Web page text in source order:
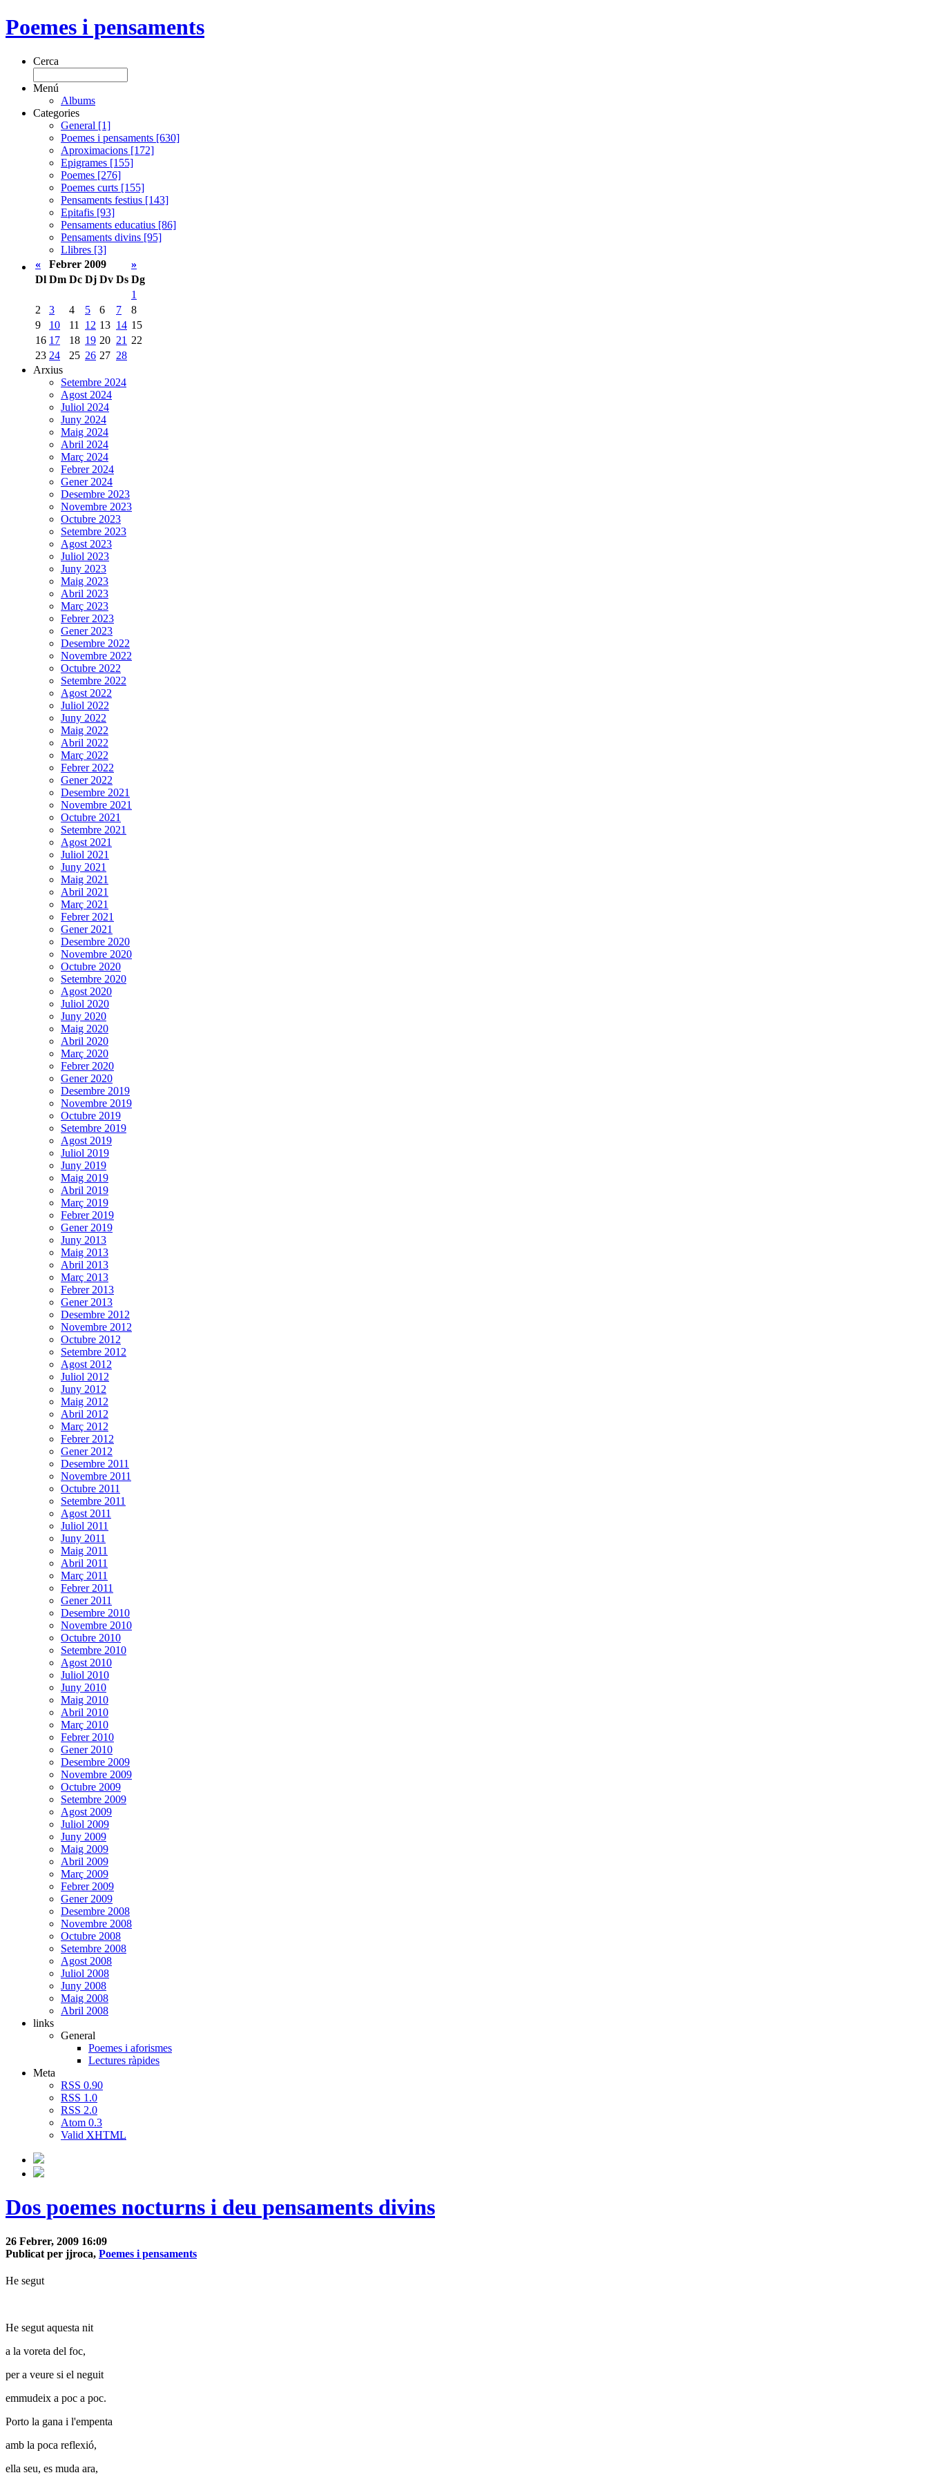
Poemes i pensaments
Cerca
Menú
Albums
Categories
General [1]
Poemes i pensaments [630]
Aproximacions [172]
Epigrames [155]
Poemes [276]
Poemes curts [155]
Pensaments festius [143]
Epitafis [93]
Pensaments educatius [86]
Pensaments divins [95]
Llibres [3]
«
Febrer 2009
»
Dl Dm Dc Dj Dv Ds Dg
1
2
3 4 5 6 7
8
9
10 11 12 13 14 15
16 17 18 19 20 21 22
23 24 25 26 27 28
Arxius
Setembre 2024
Agost 2024
Juliol 2024
Juny 2024
Maig 2024
Abril 2024
Març 2024
Febrer 2024
Gener 2024
Desembre 2023
Novembre 2023
Octubre 2023
Setembre 2023
Agost 2023
Juliol 2023
Juny 2023
Maig 2023
Abril 2023
Març 2023
Febrer 2023
Gener 2023
Desembre 2022
Novembre 2022
Octubre 2022
Setembre 2022
Agost 2022
Juliol 2022
Juny 2022
Maig 2022
Abril 2022
Març 2022
Febrer 2022
Gener 2022
Desembre 2021
Novembre 2021
Octubre 2021
Setembre 2021
Agost 2021
Juliol 2021
Juny 2021
Maig 2021
Abril 2021
Març 2021
Febrer 2021
Gener 2021
Desembre 2020
Novembre 2020
Octubre 2020
Setembre 2020
Agost 2020
Juliol 2020
Juny 2020
Maig 2020
Abril 2020
Març 2020
Febrer 2020
Gener 2020
Desembre 2019
Novembre 2019
Octubre 2019
Setembre 2019
Agost 2019
Juliol 2019
Juny 2019
Maig 2019
Abril 2019
Març 2019
Febrer 2019
Gener 2019
Juny 2013
Maig 2013
Abril 2013
Març 2013
Febrer 2013
Gener 2013
Desembre 2012
Novembre 2012
Octubre 2012
Setembre 2012
Agost 2012
Juliol 2012
Juny 2012
Maig 2012
Abril 2012
Març 2012
Febrer 2012
Gener 2012
Desembre 2011
Novembre 2011
Octubre 2011
Setembre 2011
Agost 2011
Juliol 2011
Juny 2011
Maig 2011
Abril 2011
Març 2011
Febrer 2011
Gener 2011
Desembre 2010
Novembre 2010
Octubre 2010
Setembre 2010
Agost 2010
Juliol 2010
Juny 2010
Maig 2010
Abril 2010
Març 2010
Febrer 2010
Gener 2010
Desembre 2009
Novembre 2009
Octubre 2009
Setembre 2009
Agost 2009
Juliol 2009
Juny 2009
Maig 2009
Abril 2009
Març 2009
Febrer 2009
Gener 2009
Desembre 2008
Novembre 2008
Octubre 2008
Setembre 2008
Agost 2008
Juliol 2008
Juny 2008
Maig 2008
Abril 2008
links
General
Poemes i aforismes
Lectures ràpides
Meta
RSS 0.90
RSS 1.0
RSS 2.0
Atom 0.3
Valid XHTML
Dos poemes nocturns i deu pensaments divins
26 Febrer, 2009 16:09
Publicat per jjroca, Poemes i pensaments
He segut
He segut aquesta nit
a la voreta del foc,
per a veure si el neguit
emmudeix a poc a poc.
Porto la gana i l'empenta
amb la poca reflexió,
ella seu, es muda ara,